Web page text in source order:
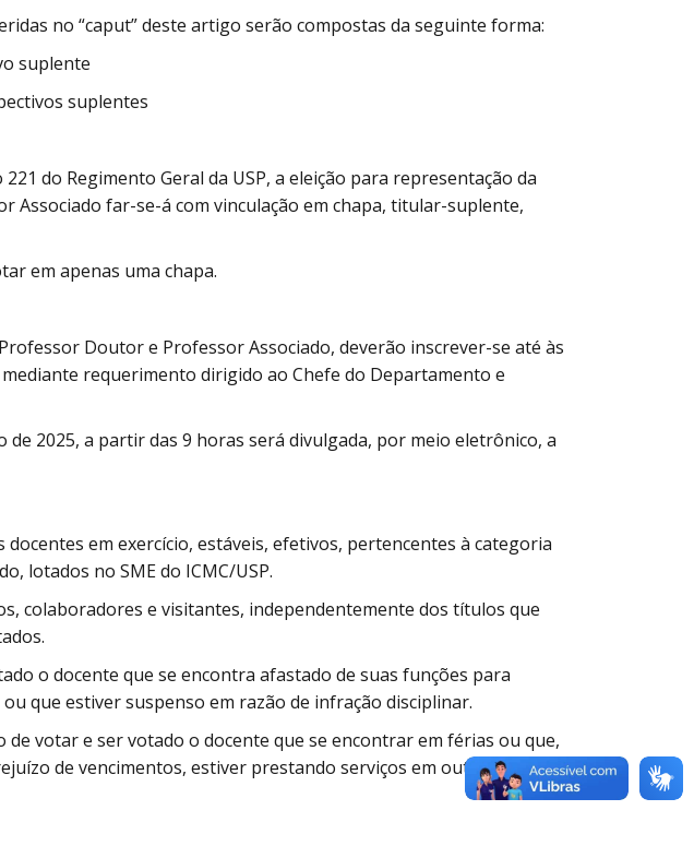
no “caput” deste artigo serão compostas da seguinte forma:
suplente
suplentes
do Regimento Geral da USP, a eleição para representação da
Associado far-se-á com vinculação em chapa, titular-suplente,
em apenas uma chapa.
Doutor e Professor Associado, deverão inscrever-se até às
requerimento dirigido ao Chefe do Departamento e
2025, a partir das 9 horas será divulgada, por meio eletrônico, a
em exercício, estáveis, efetivos, pertencentes à categoria
lotados no SME do ICMC/USP.
colaboradores e visitantes, independentemente dos títulos que
o docente que se encontra afastado de suas funções para
que estiver suspenso em razão de infração disciplinar.
votar e ser votado o docente que se encontrar em férias ou que,
de vencimentos, estiver prestando serviços em outro órgão da